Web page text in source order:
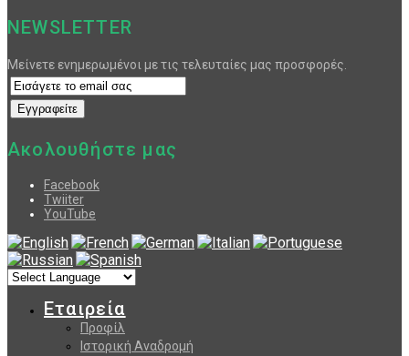
NEWSLETTER
Μείνετε ενημερωμένοι με τις τελευταίες μας προσφορές.
Ακολουθήστε μας
Facebook
Twiiter
YouTube
Εταιρεία
Προφίλ
Ιστορική Αναδρομή